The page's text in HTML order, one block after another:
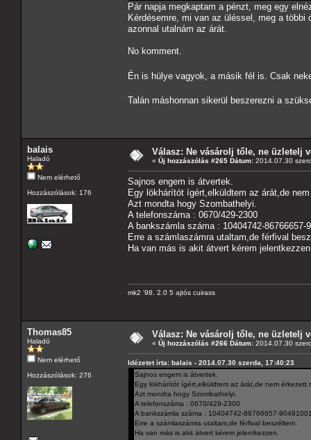
Pár napja megkaptam a pénzt, meg egy
Kérdésemre, mi van az üléssel, meg a
azonnal utalnám az árát.
No komment.
Én is hülye vagyok, a másik fél is. Csak
Talán máshonnan sikerül beszerezni a
balais
Haladó
Nem elérhető
Hozzászólások: 176
Válasz: Ne vásárolj tőle, ne üzletelj
« Új hozzászólás #265 Dátum: 2014.07.30
Sajnos engem is átvertek.
Egy lökhárítót ígért,elküldtem az árát,de
Azt mondta hogy Szombathelyi.
A telefonszáma : 0670/429-2300
A bankszámla száma : 10404742-
Erre a számlaszámra utaltam,de férfival
Ha van más is akit átvert kérem
mk2 '98. 2.0 5 ajtós cuirass
Thomas85
Haladó
Nem elérhető
Hozzászólások: 276
Válasz: Ne vásárolj tőle, ne üzletelj
« Új hozzászólás #266 Dátum: 2014.07.30
Idézetet írta: balais - 2014.07.30 szerda, 17:40:23
Sajnos engem is átvertek.
Egy lökhárítót ígért,elküldtem az árát,de nem érkezett
Azt mondta hogy Szombathelyi.
A telefonszáma : 0670/429-2300
A bankszámla száma : 10404742-86766657-
Erre a számlaszámra utaltam,de férfival beszéltem.
Ha van más is akit átvert kérem jelentkezzen.